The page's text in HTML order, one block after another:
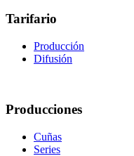
Tarifario
Producción
Difusión
Producciones
Cuñas
Series